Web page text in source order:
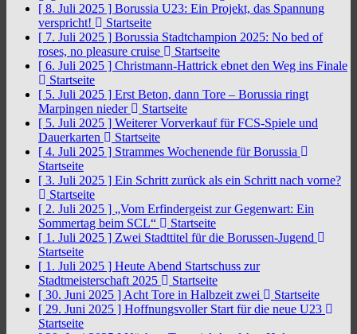
[ 8. Juli 2025 ] Borussia U23: Ein Projekt, das Spannung
verspricht!
Startseite
[ 7. Juli 2025 ] Borussia Stadtchampion 2025: No bed of
roses, no pleasure cruise
Startseite
[ 6. Juli 2025 ] Christmann-Hattrick ebnet den Weg ins Finale
Startseite
[ 5. Juli 2025 ] Erst Beton, dann Tore – Borussia ringt
Marpingen nieder
Startseite
[ 5. Juli 2025 ] Weiterer Vorverkauf für FCS-Spiele und
Dauerkarten
Startseite
[ 4. Juli 2025 ] Strammes Wochenende für Borussia
Startseite
[ 3. Juli 2025 ] Ein Schritt zurück als ein Schritt nach vorne?
Startseite
[ 2. Juli 2025 ] „Vom Erfindergeist zur Gegenwart: Ein
Sommertag beim SCL“
Startseite
[ 1. Juli 2025 ] Zwei Stadttitel für die Borussen-Jugend
Startseite
[ 1. Juli 2025 ] Heute Abend Startschuss zur
Stadtmeisterschaft 2025
Startseite
[ 30. Juni 2025 ] Acht Tore in Halbzeit zwei
Startseite
[ 29. Juni 2025 ] Hoffnungsvoller Start für die neue U23
Startseite